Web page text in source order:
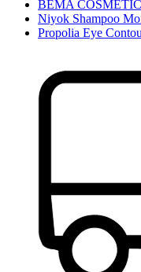
BEMA
Niyok Shampoo
Propolia Eye